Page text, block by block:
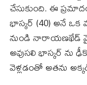
చేసుకుంది. ఈ
భాస్కర్ (40) అనే ఒక
నుండి నారాయణఖేడ్
అవుసలి భాస్కర్ ను
వెళ్లడంతో అతను